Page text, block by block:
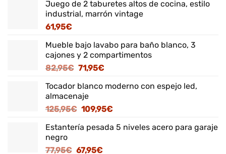
Juego de 2 taburetes altos de cocina, estilo
industrial, marrón vintage
61,95€
Mueble bajo lavabo para baño blanco, 3
cajones y 2 compartimentos
82,95€ El
original
era:
82,95€.
71,95€El
actual
71,95€.
Tocador blanco moderno con espejo led,
almacenaje
125,95€ El
original
125,95€.
109,95€El
actual
Estantería pesada 5 niveles acero para garaje
negro
77,95€ El
67,95€El